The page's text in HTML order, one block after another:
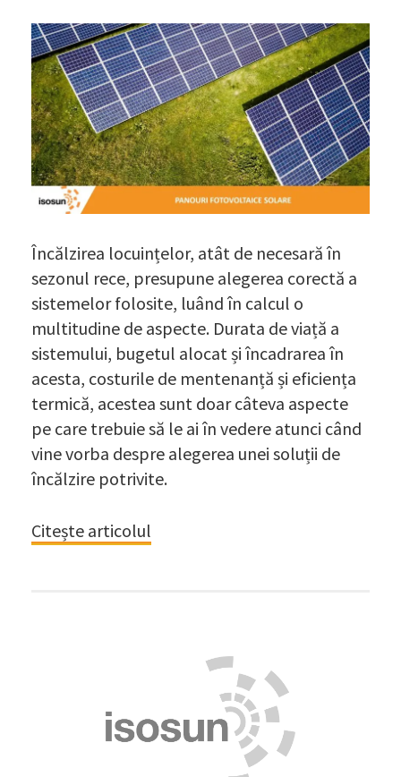
Încălzirea locuințelor, atât de necesară în
sezonul rece, presupune alegerea corectă a
sistemelor folosite, luând în calcul o
multitudine de aspecte. Durata de viață a
sistemului, bugetul alocat și încadrarea în
acesta, costurile de mentenanță și eficiența
termică, acestea sunt doar câteva aspecte
pe care trebuie să le ai în vedere atunci când
vine vorba despre alegerea unei soluții de
încălzire potrivite.
Citește articolul